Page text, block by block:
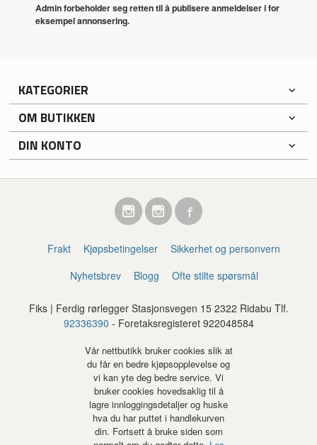
Admin forbeholder seg retten til å publisere anmeldelser i for
eksempel annonsering.
KATEGORIER
OM BUTIKKEN
DIN KONTO
Frakt Kjøpsbetingelser
Sikkerhet og personvern
Nyhetsbrev
Blogg Ofte stilte spørsmål
Fiks | Ferdig rørlegger Stasjonsvegen 15 2322 Ridabu Tlf.
92336390 - Foretaksregisteret 922048584
Vår nettbutikk bruker cookies slik at
du får en bedre kjøpsopplevelse og
vi kan yte deg bedre service. Vi
bruker cookies hovedsaklig til å
lagre innloggingsdetaljer og huske
hva du har puttet i handlekurven
din. Fortsett å bruke siden som